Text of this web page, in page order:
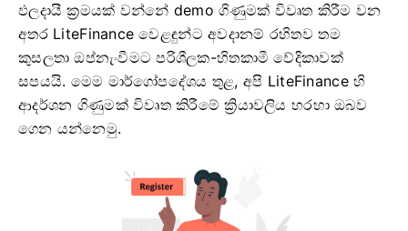
ඵලදායී ක්‍රමයක් වන්නේ demo ගිණුමක් විවෘත කිරීම වන
අතර LiteFinance වෙළඳුන්ට අවදානම් රහිතව තම
කුසලතා ඔප්නැංවීමට පරිශීලක-හිතකාමී වේදිකාවක්
සපයයි. මෙම මාර්ගෝපදේශය තුළ, අපි LiteFinance හි
ආදර්ශන ගිණුමක් විවෘත කිරීමේ ක්‍රියාවලිය හරහා ඔබව
ගෙන යන්නෙමු.